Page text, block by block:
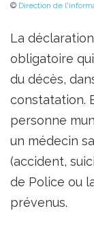
© Direction de
La
obligatoire
du décès,
constatation.
personne
un médecin
(accident,
de Police ou
prévenus.